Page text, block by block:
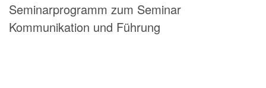
Seminarprogramm zum Seminar
Kommunikation und Führung